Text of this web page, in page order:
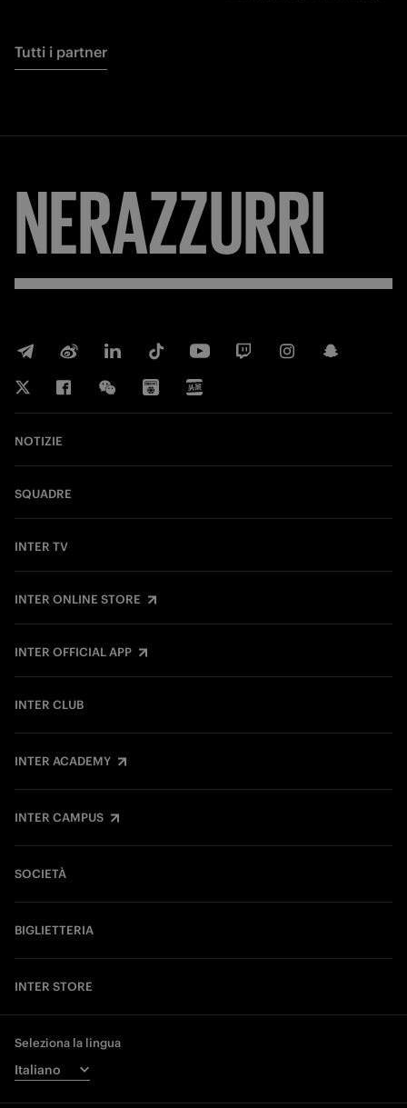
Tutti i partner
NERAZZURRI
NOTIZIE
SQUADRE
INTER TV
INTER ONLINE STORE
INTER OFFICIAL APP
INTER CLUB
INTER ACADEMY
INTER CAMPUS
SOCIETÀ
BIGLIETTERIA
INTER STORE
Seleziona la lingua